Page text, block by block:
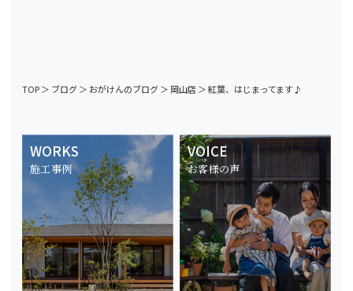
TOP＞ ブログ＞ おがけんのブログ＞ 岡山店＞紅葉、はじまってます♪
WORKS
施工事例
VOICE
お客様の声